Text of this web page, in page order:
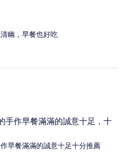
幽，早餐也好吃
手作早餐滿滿的誠意十足，十
早餐滿滿的誠意十足十分推薦